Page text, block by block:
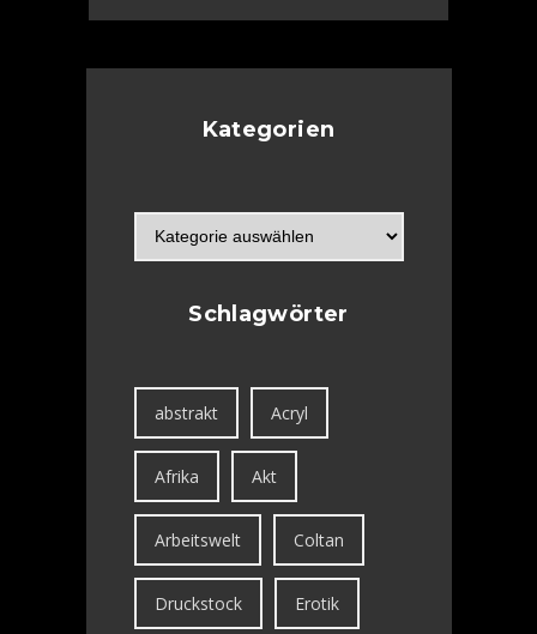
Kategorien
Schlagwörter
abstrakt Acryl
Afrika Akt
Arbeitswelt Coltan
Druckstock Erotik